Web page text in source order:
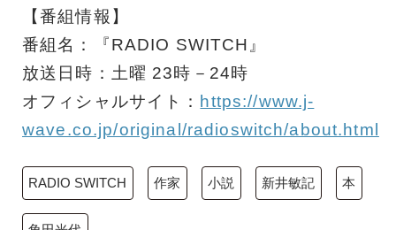
【番組情報】
番組名：『RADIO SWITCH』
放送日時：土曜 23時－24時
オフィシャルサイト： https://www.j-
wave.co.jp/original/radioswitch/about.html
RADIO SWITCH 作家 小説 新井敏記 本